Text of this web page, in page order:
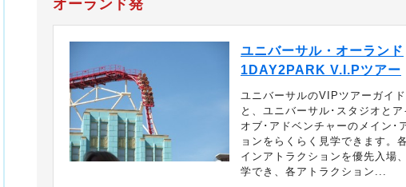
オーランド発
ユニバーサル・オーランド
1DAY2PARK V.I.Pツアー
ユニバーサルのVIPツアーガイ
と、ユニバーサル･スタジオとア
オブ･アドベンチャーのメイン･
ョンをらくらく見学できます。
インアトラクションを優先入場
学でき、各アトラクション...